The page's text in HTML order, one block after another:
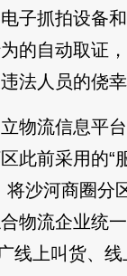
子抓拍设备
的自动取证
法人员的侥幸
物流信息平
此前采用的“
将沙河商圈分
物流企业统
线上叫货、